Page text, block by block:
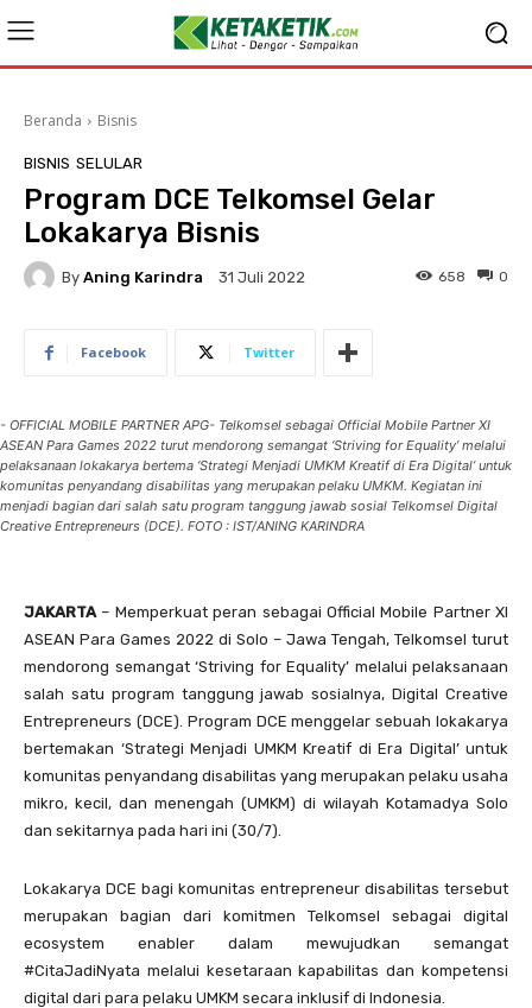
Beranda Bisnis
BISNIS SELULAR
Program DCE Telkomsel Gelar
Lokakarya Bisnis
By Aning Karindra 31 Juli 2022 0
658
Facebook Twitter
- OFFICIAL MOBILE PARTNER APG- Telkomsel sebagai Official Mobile Partner XI
ASEAN Para Games 2022 turut mendorong semangat ‘Striving for Equality’ melalui
pelaksanaan lokakarya bertema ‘Strategi Menjadi UMKM Kreatif di Era Digital’ untuk
komunitas penyandang disabilitas yang merupakan pelaku UMKM. Kegiatan ini
menjadi bagian dari salah satu program tanggung jawab sosial Telkomsel Digital
Creative Entrepreneurs (DCE). FOTO : IST/ANING KARINDRA
JAKARTA– Memperkuat peran sebagai Official Mobile Partner XI
ASEAN Para Games 2022 di Solo – Jawa Tengah, Telkomsel turut
mendorong semangat ‘Striving for Equality’ melalui pelaksanaan
salah satu program tanggung jawab sosialnya, Digital Creative
Entrepreneurs (DCE). Program DCE menggelar sebuah lokakarya
bertemakan ‘Strategi Menjadi UMKM Kreatif di Era Digital’ untuk
komunitas penyandang disabilitas yang merupakan pelaku usaha
mikro, kecil, dan menengah (UMKM) di wilayah Kotamadya Solo
dan sekitarnya pada hari ini (30/7).
Lokakarya DCE bagi komunitas entrepreneur disabilitas tersebut
merupakan bagian dari komitmen Telkomsel sebagai digital
ecosystem enabler dalam mewujudkan semangat
#CitaJadiNyata melalui kesetaraan kapabilitas dan kompetensi
digital dari para pelaku UMKM secara inklusif di Indonesia.